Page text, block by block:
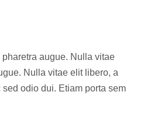
augue. Nulla vitae
Nulla vitae elit libero, a
odio dui. Etiam porta sem